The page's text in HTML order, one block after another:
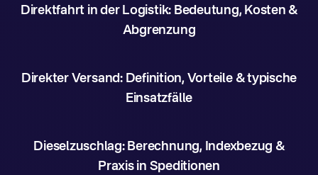
Direktfahrt in der Logistik: Bedeutung, Kosten &
Abgrenzung
Direkter Versand: Definition, Vorteile & typische
Einsatzfälle
Dieselzuschlag: Berechnung, Indexbezug &
Praxis in Speditionen